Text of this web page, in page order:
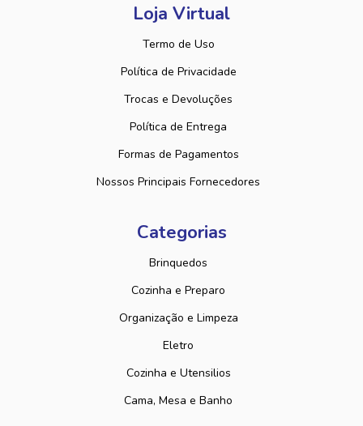
Loja Virtual
Termo de Uso
Política de Privacidade
Trocas e Devoluções
Política de Entrega
Formas de Pagamentos
Nossos Principais Fornecedores
Categorias
Brinquedos
Cozinha e Preparo
Organização e Limpeza
Eletro
Cozinha e Utensilios
Cama, Mesa e Banho